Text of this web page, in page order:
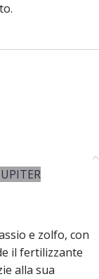
e zolfo, con
il fertilizzante
alla sua